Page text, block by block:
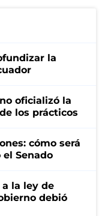
la
oficializó la
los prácticos
cómo será
Senado
la ley de
debió